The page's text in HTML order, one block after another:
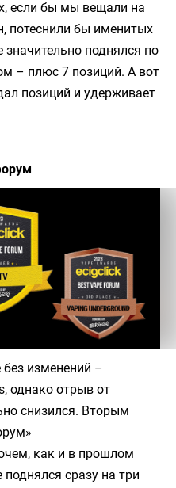
если бы мы вещали на
потеснили бы именитых
значительно поднялся по
– плюс 7 позиций. А вот
позиций и удерживает
изменений –
однако отрыв от
снизился. Вторым
как и в прошлом
сразу на три